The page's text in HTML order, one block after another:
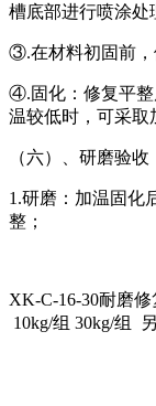
槽底部进行喷涂处
③.在材料初固前，
④.固化：修复平整
温较低时，可采取
（六）、研磨验收
1.研磨：加温固化
整；
XK-C-16-30耐磨
10kg/组